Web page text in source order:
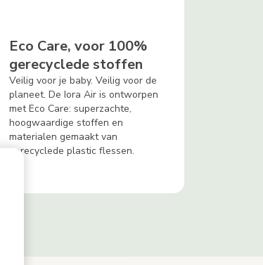
Eco Care, voor 100%
gerecyclede stoffen
Veilig voor je baby. Veilig voor de
planeet. De Iora Air is ontworpen
met Eco Care: superzachte,
hoogwaardige stoffen en
materialen gemaakt van
gerecyclede plastic flessen.